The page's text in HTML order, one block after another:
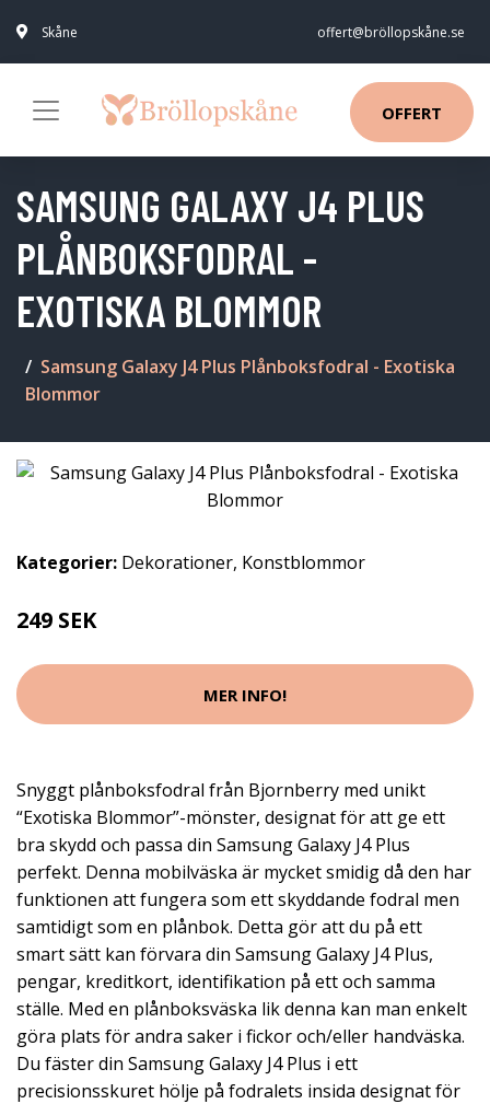
Skåne offert@bröllopskåne.se
OFFERT
SAMSUNG GALAXY J4 PLUS
PLÅNBOKSFODRAL -
EXOTISKA BLOMMOR
Samsung Galaxy J4 Plus Plånboksfodral - Exotiska
Blommor
Kategorier: Dekorationer, Konstblommor
249 SEK
MER INFO!
Snyggt plånboksfodral från Bjornberry med unikt
“Exotiska Blommor”-mönster, designat för att ge ett
bra skydd och passa din Samsung Galaxy J4 Plus
perfekt. Denna mobilväska är mycket smidig då den har
funktionen att fungera som ett skyddande fodral men
samtidigt som en plånbok. Detta gör att du på ett
smart sätt kan förvara din Samsung Galaxy J4 Plus,
pengar, kreditkort, identifikation på ett och samma
ställe. Med en plånboksväska lik denna kan man enkelt
göra plats för andra saker i fickor och/eller handväska.
Du fäster din Samsung Galaxy J4 Plus i ett
precisionsskuret hölje på fodralets insida designat för